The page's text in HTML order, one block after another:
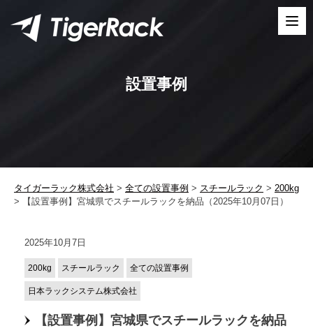
content
設置事例
タイガーラック株式会社 > 全ての設置事例 > スチールラック > 200kg
>
【設置事例】宮城県でスチールラックを納品（2025年10月07日）
2025年10月7日
200kg スチールラック 全ての設置事例
日本ラックシステム株式会社
【設置事例】宮城県でスチールラックを納品